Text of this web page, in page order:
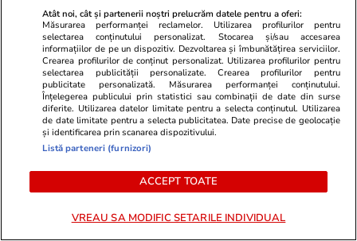
Proiectul imobiliar pregătit lângă
Lidl Moara de Foc este scos la
vânzare. Dezvoltatorul este
asociat în piață cu un alt proiect
de anvergură
FCSB,
tragerea la
League! Ce
şi-a aflat
ULTIMELE ȘTIRI
Știri Externe 21:36
Amenințarea lui Donald Trump, după ce mai
Atât noi, cât și partenerii noștri prelucrăm datele pentru a oferi:
Măsurarea performanței reclamelor. Utilizarea profilurilor pentru
selectarea conținutului personalizat. Stocarea și/sau accesarea
informațiilor de pe un dispozitiv. Dezvoltarea și îmbunătățirea serviciilor.
Crearea profilurilor de conținut personalizat. Utilizarea profilurilor pentru
selectarea publicității personalizate. Crearea profilurilor pentru
publicitate personalizată. Măsurarea performanței conținutului.
Înțelegerea publicului prin statistici sau combinații de date din surse
diferite. Utilizarea datelor limitate pentru a selecta conținutul. Utilizarea
de date limitate pentru a selecta publicitatea. Date precise de geolocație
și identificarea prin scanarea dispozitivului.
Listă parteneri (furnizori)
ACCEPT TOATE
VREAU SA MODIFIC SETARILE INDIVIDUAL